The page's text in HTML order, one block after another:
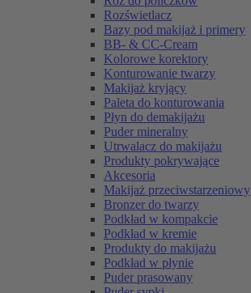
Rozświetlacz
Bazy pod makijaż i primery
BB- & CC-Cream
Kolorowe korektory
Konturowanie twarzy
Makijaż kryjący
Paleta do konturowania
Płyn do demakijażu
Puder mineralny
Utrwalacz do makijażu
Produkty pokrywające
Akcesoria
Makijaż przeciwstarzeniowy
Bronzer do twarzy
Podkład w kompakcie
Podkład w kremie
Produkty do makijażu
Podkład w płynie
Puder prasowany